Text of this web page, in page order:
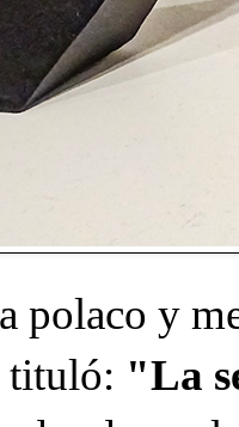
polaco y
tituló: "La